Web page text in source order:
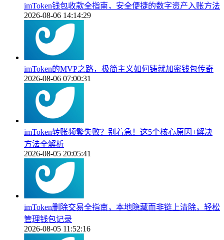
imToken钱包收款全指南，安全便捷的数字资产入账方法
2026-08-06 14:14:29
imToken的MVP之路，极简主义如何铸就加密钱包传奇
2026-08-06 07:00:31
imToken转账频繁失败？别着急！这5个核心原因+解决
方法全解析
2026-08-05 20:05:41
imToken删除交易全指南，本地隐藏而非链上清除，轻松
管理钱包记录
2026-08-05 11:52:16